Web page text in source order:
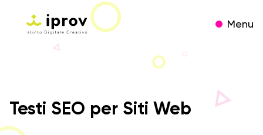
Menu
Testi SEO per Siti Web